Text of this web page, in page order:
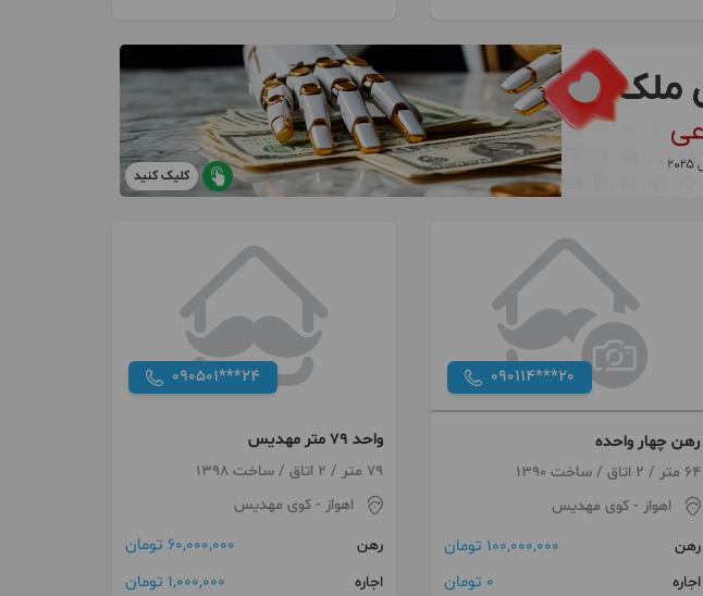
کلیک کنید
090114***20
رهن چهار واحده
64 متر / 2 اتاق / ساخت 1390
اهواز - کوی مهدیس
رهن
100,000,000 تومان
اجاره 0 تومان
090501***24
واحد 79 متر مهدیس
79 متر / 2 اتاق / ساخت 1398
اهواز - کوی مهدیس
رهن
60,000,000 تومان
اجاره 1,000,000 تومان